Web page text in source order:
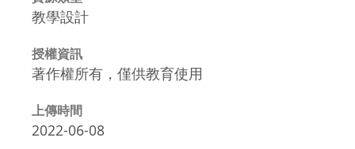
教學設計
授權資訊
著作權所有，僅供教育使用
上傳時間
2022-06-08